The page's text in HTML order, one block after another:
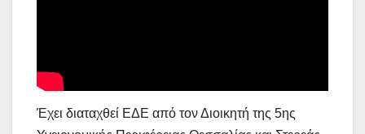
Έχει διαταχθεί ΕΔΕ από τον Διοικητή της 5ης